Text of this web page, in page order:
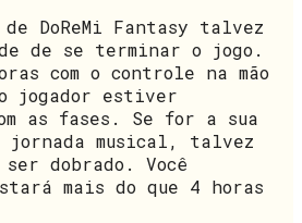
DoReMi Fantasy talvez
de se terminar o jogo.
com o controle na mão
jogador estiver
as fases. Se for a sua
jornada musical, talvez
ser dobrado. Você
mais do que 4 horas